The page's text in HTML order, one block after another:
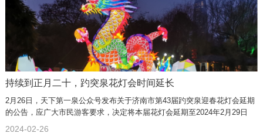
持续到正月二十，趵突泉花灯会时间延长
2月26日，天下第一泉公众号发布关于济南市第43届趵突泉迎春花灯会延期
的公告，应广大市民游客要求，决定将本届花灯会延期至2024年2月29日
（正月二十）。
2024-02-26